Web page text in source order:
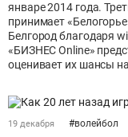
январе 2014 года.
принимает
Белгород благодаря
«БИЗНЕС Online»
оценивает их шансы
19 декабря #волейбол